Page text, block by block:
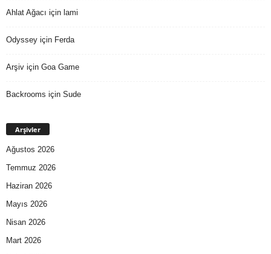
Ahlat Ağacı için lami
Odyssey için Ferda
Arşiv için Goa Game
Backrooms için Sude
Arşivler
Ağustos 2026
Temmuz 2026
Haziran 2026
Mayıs 2026
Nisan 2026
Mart 2026